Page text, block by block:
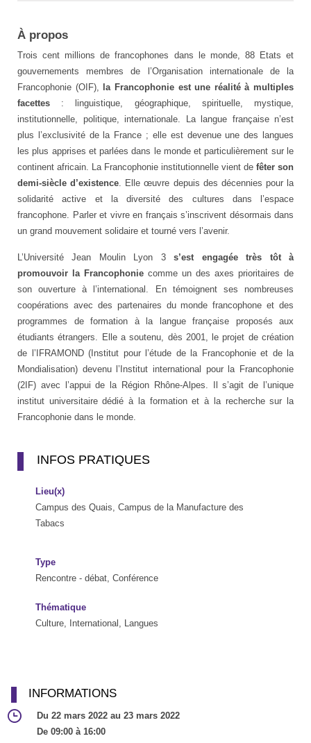
À propos
Trois cent millions de francophones dans le monde, 88 Etats et
gouvernements membres de l’Organisation internationale de la
Francophonie (OIF),
la Francophonie est une réalité à multiples
facettes : linguistique, géographique, spirituelle, mystique,
institutionnelle, politique, internationale. La langue française n’est
plus l’exclusivité de la France ; elle est devenue une des langues
les plus apprises et parlées dans le monde et particulièrement sur le
continent africain. La Francophonie institutionnelle vient de fêter son
demi-siècle d’existence. Elle œuvre depuis des décennies pour la
solidarité active et la diversité des cultures dans l’espace
francophone. Parler et vivre en français s’inscrivent désormais dans
un grand mouvement solidaire et tourné vers l’avenir.
L’Université Jean Moulin Lyon 3s’est engagée très tôt à
promouvoir la Francophonie comme un des axes prioritaires de
son ouverture à l’international. En témoignent ses nombreuses
coopérations avec des partenaires du monde francophone et des
programmes de formation à la langue française proposés aux
étudiants étrangers. Elle a soutenu, dès 2001, le projet de création
de l’IFRAMOND (Institut pour l’étude de la Francophonie et de la
Mondialisation) devenu l’Institut international pour la Francophonie
(2IF) avec l’appui de la Région Rhône-Alpes. Il s’agit de l’unique
institut universitaire dédié à la formation et à la recherche sur la
Francophonie dans le monde.
INFOS PRATIQUES
Lieu(x)
Campus des Quais, Campus de la Manufacture des
Tabacs
Type
Rencontre - débat, Conférence
Thématique
Culture, International, Langues
INFORMATIONS
Du 22 mars 2022 au 23 mars 2022
De 09:00 à 16:00